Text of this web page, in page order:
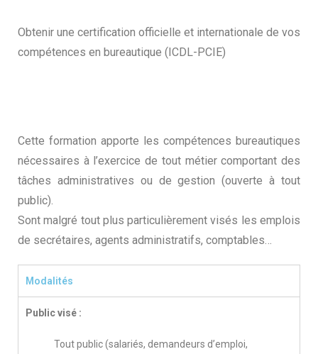
Obtenir une certification officielle et internationale de vos
compétences en bureautique (ICDL-PCIE)
Cette formation apporte les compétences bureautiques
nécessaires à l’exercice de tout métier comportant des
tâches administratives ou de gestion (ouverte à tout
public).
Sont malgré tout plus particulièrement visés les emplois
de secrétaires, agents administratifs, comptables…
Modalités
Public visé :
Tout public (salariés, demandeurs d’emploi,